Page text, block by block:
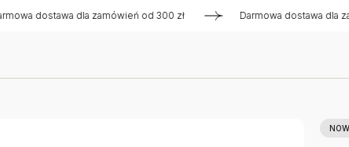
dostawa dla zamówień od 300 zł Darmowa dostawa dla